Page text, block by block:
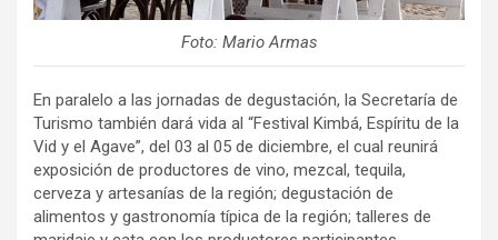
Foto: Mario Armas
En paralelo a las jornadas de degustación, la Secretaría de
Turismo también dará vida al “Festival Kimbá, Espíritu de la
Vid y el Agave”, del 03 al 05 de diciembre, el cual reunirá
exposición de productores de vino, mezcal, tequila,
cerveza y artesanías de la región; degustación de
alimentos y gastronomía típica de la región; talleres de